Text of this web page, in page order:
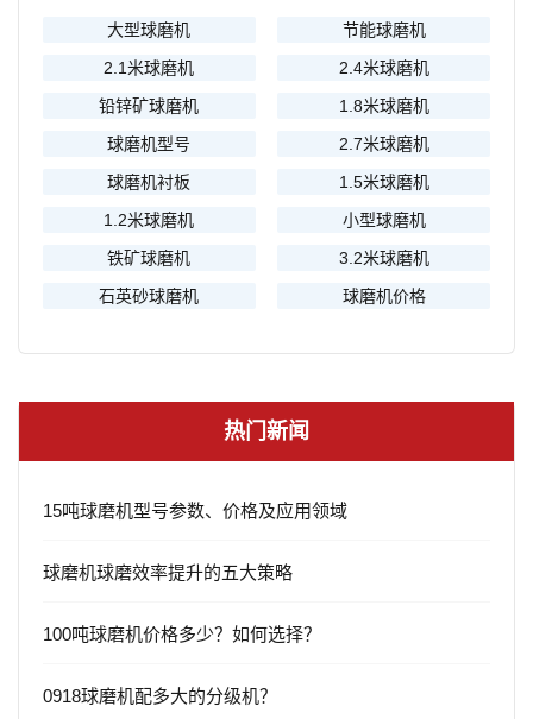
大型球磨机
节能球磨机
2.1米球磨机
2.4米球磨机
铅锌矿球磨机
1.8米球磨机
球磨机型号
2.7米球磨机
球磨机衬板
1.5米球磨机
1.2米球磨机
小型球磨机
铁矿球磨机
3.2米球磨机
石英砂球磨机
球磨机价格
热门新闻
15吨球磨机型号参数、价格及应用领域
球磨机球磨效率提升的五大策略
100吨球磨机价格多少？如何选择？
0918球磨机配多大的分级机？